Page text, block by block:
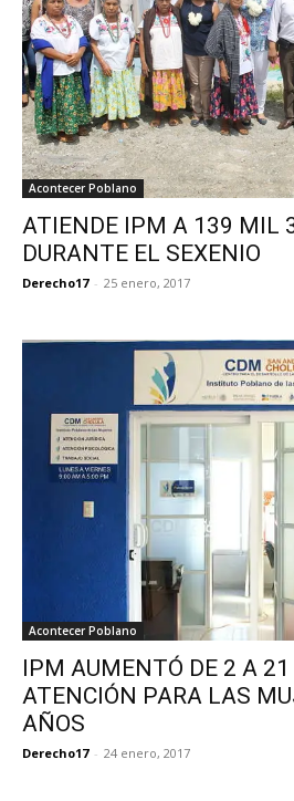
Acontecer Poblano
ATIENDE IPM A 139 MIL
DURANTE EL SEXENIO
Derecho17 - 25 enero, 2017
Acontecer Poblano
IPM AUMENTÓ DE 2 A
ATENCIÓN PARA LAS
AÑOS
Derecho17 - 24 enero, 2017